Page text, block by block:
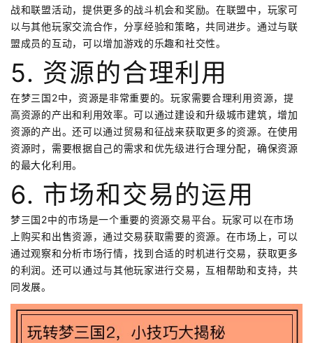
战和联盟活动，提供更多的战斗机会和奖励。在联盟中，玩家可
以与其他玩家交流合作，分享经验和策略，共同进步。通过与联
盟成员的互动，可以增加游戏的乐趣和社交性。
5. 资源的合理利用
在梦三国2中，资源是非常重要的。玩家需要合理利用资源，提
高资源的产出和利用效率。可以通过建设和升级城市建筑，增加
资源的产出。还可以通过贸易和征战来获取更多的资源。在使用
资源时，需要根据自己的需求和优先级进行合理分配，确保资源
的最大化利用。
6. 市场和交易的运用
梦三国2中的市场是一个重要的资源交易平台。玩家可以在市场
上购买和出售资源，通过交易获取需要的资源。在市场上，可以
通过观察和分析市场行情，找到合适的时机进行交易，获取更多
的利润。还可以通过与其他玩家进行交易，互相帮助和支持，共
同发展。